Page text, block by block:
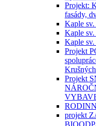
Projekt:
fasády,
Kaple
Kaple
Kaple
Projekt
Projekt
projekt